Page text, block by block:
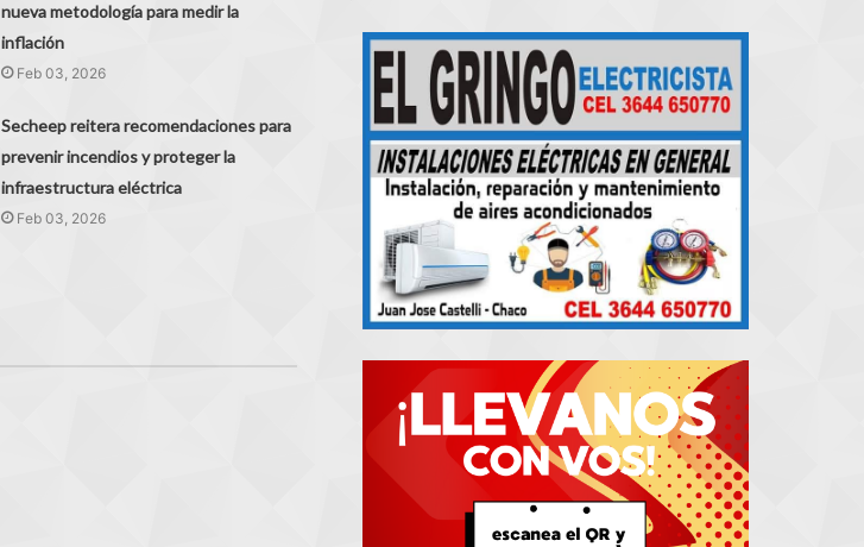
nueva metodología para medir la
inflación
Feb 03, 2026
Secheep reitera recomendaciones para
prevenir incendios y proteger la
infraestructura eléctrica
Feb 03, 2026